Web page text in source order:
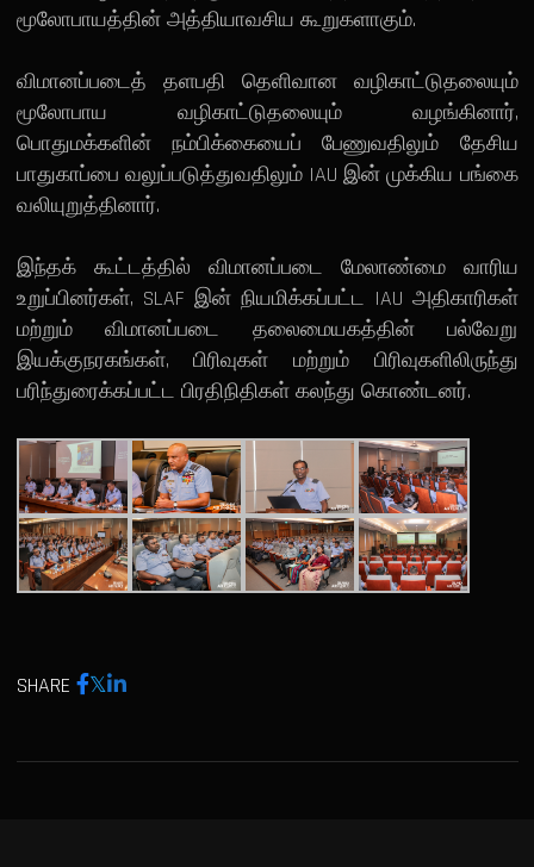
மூலோபாயத்தின் அத்தியாவசிய கூறுகளாகும்.
விமானப்படைத் தளபதி தெளிவான வழிகாட்டுதலையும்
மூலோபாய வழிகாட்டுதலையும் வழங்கினார்,
பொதுமக்களின் நம்பிக்கையைப் பேணுவதிலும் தேசிய
பாதுகாப்பை வலுப்படுத்துவதிலும் IAU இன் முக்கிய பங்கை
வலியுறுத்தினார்.
இந்தக் கூட்டத்தில் விமானப்படை மேலாண்மை வாரிய
உறுப்பினர்கள், SLAF இன் நியமிக்கப்பட்ட IAU அதிகாரிகள்
மற்றும் விமானப்படை தலைமையகத்தின் பல்வேறு
இயக்குநரகங்கள், பிரிவுகள் மற்றும் பிரிவுகளிலிருந்து
பரிந்துரைக்கப்பட்ட பிரதிநிதிகள் கலந்து கொண்டனர்.
SHARE